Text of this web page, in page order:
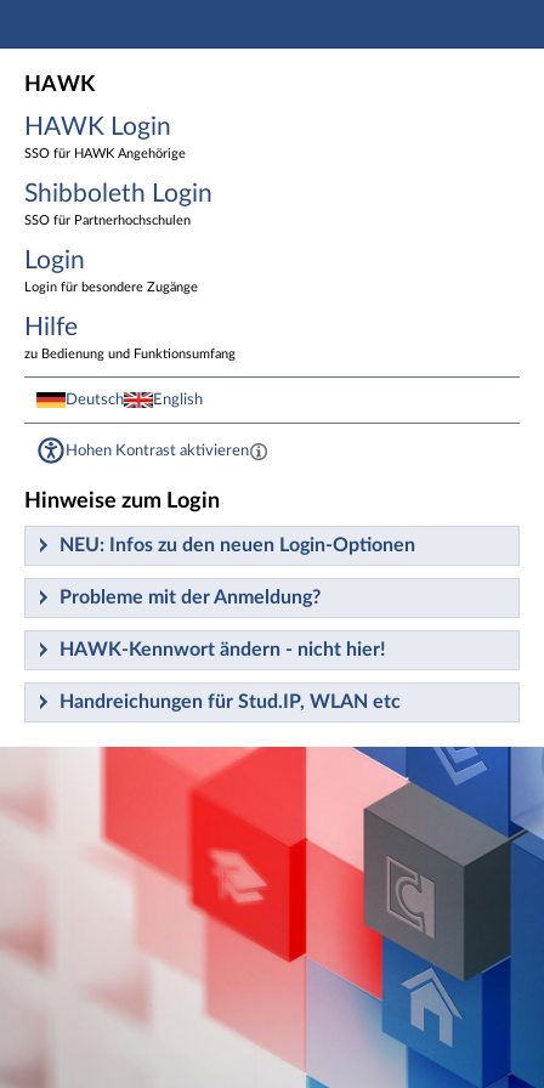
Hauptnavigation
HAWK
HAWK Login
SSO für HAWK Angehörige
Shibboleth Login
SSO für Partnerhochschulen
Login
Login für besondere Zugänge
Hilfe
zu Bedienung und Funktionsumfang
Deutsch English
Hohen Kontrast aktivieren
Hinweise zum Login
NEU: Infos zu den neuen Login-Optionen
Probleme mit der Anmeldung?
HAWK-Kennwort ändern - nicht hier!
Handreichungen für Stud.IP, WLAN etc